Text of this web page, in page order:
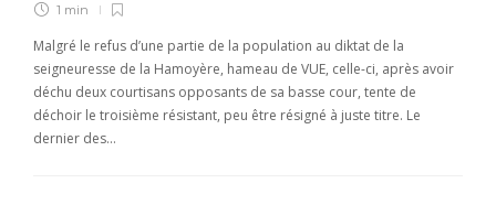
1 min
Malgré le refus d’une partie de la population au diktat de la
seigneuresse de la Hamoyère, hameau de VUE, celle-ci, après avoir
déchu deux courtisans opposants de sa basse cour, tente de
déchoir le troisième résistant, peu être résigné à juste titre. Le
dernier des…